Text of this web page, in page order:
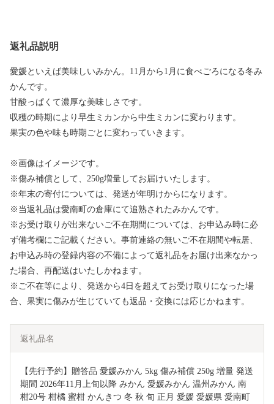
返礼品説明
愛媛といえば美味しいみかん。11月から1月に食べごろになる冬み
かんです。
甘酸っぱくて濃厚な美味しさです。
収穫の時期により早生ミカンから中生ミカンに変わります。
果実の色や味も時期ごとに変わっていきます。
※画像はイメージです。
※傷み補償として、250g増量してお届けいたします。
※年末の寄付については、発送が年明けからになります。
※当返礼品は愛南町の倉庫にて追熟されたみかんです。
※お受け取りが出来ないご不在期間については、お申込み時に必
ず備考欄にご記載ください。事前連絡の無いご不在期間や転居、
お申込み時の登録内容の不備によって返礼品をお届け出来なかっ
た場合、再配送はいたしかねます。
※ご不在等により、発送から4日を超えてお受け取りになった場
合、果実に傷みが生じていても返品・交換には応じかねます。
返礼品名
【先行予約】贈答品 愛媛みかん 5kg 傷み補償 250g 増量 発送
期間 2026年11月上旬以降 みかん 愛媛みかん 温州みかん 南
柑20号 柑橘 蜜柑 かんきつ 冬 秋 旬 正月 愛媛 愛媛県 愛南町